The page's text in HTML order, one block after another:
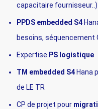
capacitaire fournisseur..)
PPDS embedded S4
besoins, séquencement
Expertise PS logistique
TM embedded S4 Hana
de LE TR
CP de projet pour